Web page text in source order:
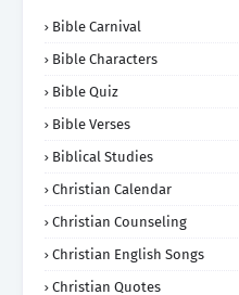
Bible Carnival
Bible Characters
Bible Quiz
Bible Verses
Biblical Studies
Christian Calendar
Christian Counseling
Christian English Songs
Christian Quotes